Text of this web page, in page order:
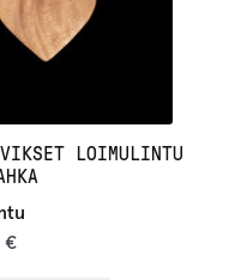
LOIMULINTU
€